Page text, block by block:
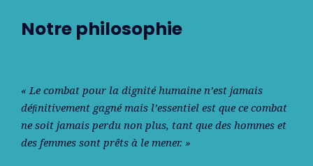
Notre philosophie
« Le combat pour la dignité humaine n’est jamais
déﬁnitivement gagné mais l’essentiel est que ce combat
ne soit jamais perdu non plus, tant que des hommes et
des femmes sont prêts à le mener. »